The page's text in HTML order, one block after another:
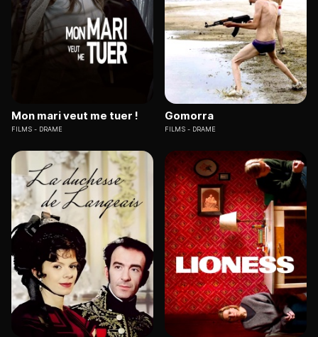
Mon mari veut me tuer !
FILMS DRAME
Gomorra
FILMS DRAME